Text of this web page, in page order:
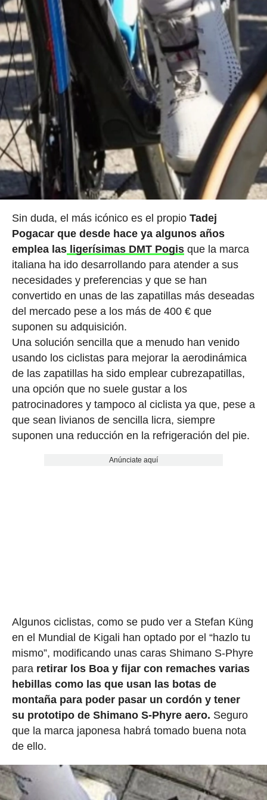
Sin duda, el más icónico es el propio Tadej
Pogacar que desde hace ya algunos años
emplea lasligerísimas DMT Pogisque la marca
italiana ha ido desarrollando para atender a sus
necesidades y preferencias y que se han
convertido en unas de las zapatillas más deseadas
del mercado pese a los más de 400 € que
suponen su adquisición.
Una solución sencilla que a menudo han venido
usando los ciclistas para mejorar la aerodinámica
de las zapatillas ha sido emplear cubrezapatillas,
una opción que no suele gustar a los
patrocinadores y tampoco al ciclista ya que, pese a
que sean livianos de sencilla licra, siempre
suponen una reducción en la refrigeración del pie.
Anúnciate aquí
Algunos ciclistas, como se pudo ver a Stefan Küng
en el Mundial de Kigali han optado por el “hazlo tu
mismo”, modificando unas caras Shimano S-Phyre
para retirar los Boa y fijar con remaches varias
hebillas como las que usan las botas de
montaña para poder pasar un cordón y tener
su prototipo de Shimano S-Phyre aero. Seguro
que la marca japonesa habrá tomado buena nota
de ello.